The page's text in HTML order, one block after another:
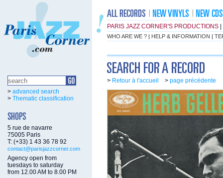
PARIS JAZZ CORNER'S PRODUCTIONS
WHO ARE WE ? | HELP & INFORMATION |
> advanced search
> Thematic classification
5 rue de navarre
75005 Paris
T: (+33) 1 43 36 78 92
contact@parisjazzcorner.com
Agency open from
tuesdays to saturday
from 12.00 AM to 8.00 PM
> Retour à l'accueil > page précédente